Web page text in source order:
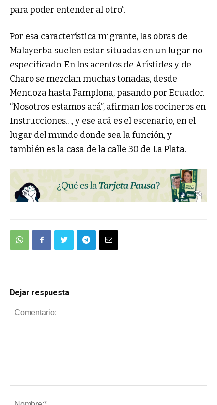
para poder entender al otro”.
Por esa característica migrante, las obras de
Malayerba suelen estar situadas en un lugar no
especificado. En los acentos de Arístides y de
Charo se mezclan muchas tonadas, desde
Mendoza hasta Pamplona, pasando por Ecuador.
“Nosotros estamos acá”, afirman los cocineros en
Instrucciones…, y ese acá es el escenario, en el
lugar del mundo donde sea la función, y
también es la casa de la calle 30 de La Plata.
Dejar respuesta